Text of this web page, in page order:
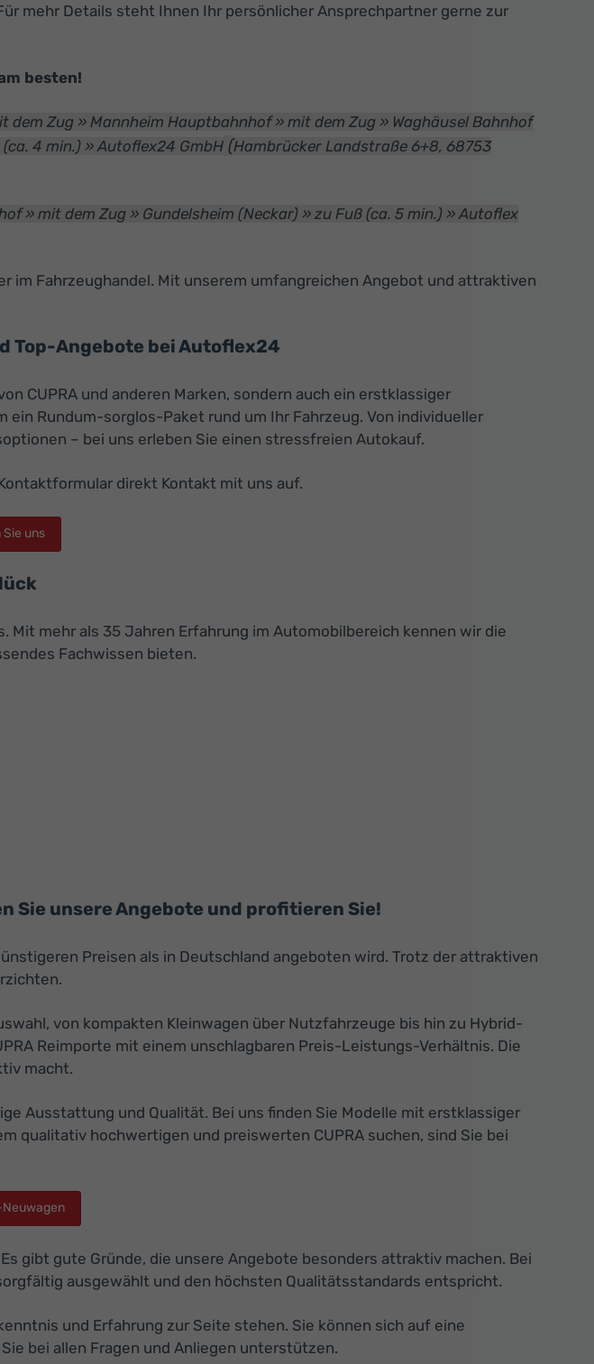
mehr Details steht Ihnen Ihr persönlicher Ansprechpartner gerne zur
besten!
Zug » Mannheim Hauptbahnhof » mit dem Zug » Waghäusel Bahnhof
4 min.) » Autoflex24 GmbH (Hambrücker Landstraße 6+8, 68753
» mit dem Zug » Gundelsheim (Neckar) » zu Fuß (ca. 5 min.) » Autoflex
Fahrzeughandel. Mit unserem umfangreichen Angebot und attraktiven
Top-Angebote bei Autoflex24
CUPRA und anderen Marken, sondern auch ein erstklassiger
Rundum-sorglos-Paket rund um Ihr Fahrzeug. Von individueller
– bei uns erleben Sie einen stressfreien Autokauf.
direkt Kontakt mit uns auf.
uns
mehr als 35 Jahren Erfahrung im Automobilbereich kennen wir die
Fachwissen bieten.
Sie unsere Angebote und profitieren Sie!
Preisen als in Deutschland angeboten wird. Trotz der attraktiven
von kompakten Kleinwagen über Nutzfahrzeuge bis hin zu Hybrid-
Reimporte mit einem unschlagbaren Preis-Leistungs-Verhältnis. Die
macht.
Ausstattung und Qualität. Bei uns finden Sie Modelle mit erstklassiger
qualitativ hochwertigen und preiswerten CUPRA suchen, sind Sie bei
Neuwagen
gibt gute Gründe, die unsere Angebote besonders attraktiv machen. Bei
ausgewählt und den höchsten Qualitätsstandards entspricht.
und Erfahrung zur Seite stehen. Sie können sich auf eine
bei allen Fragen und Anliegen unterstützen.